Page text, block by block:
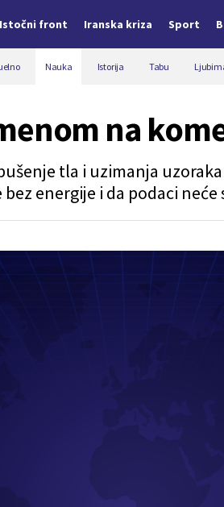
Istočni front Iranska kriza Sport
Nauka Istorija Tabu
na
tla i uzimanja
energije i da podaci